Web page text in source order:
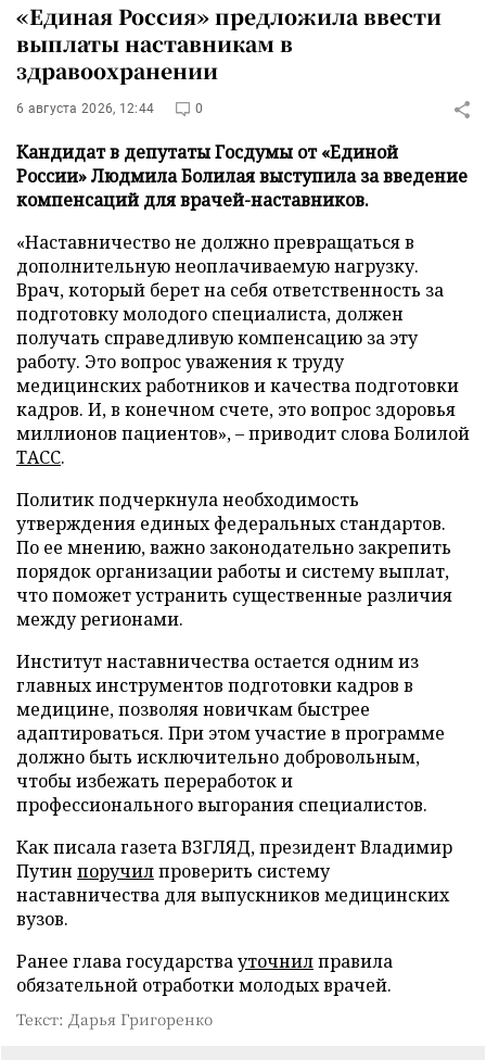
«Единая Россия» предложила ввести
выплаты наставникам в
здравоохранении
6 августа 2026, 12:44 0
Кандидат в депутаты Госдумы от «Единой
России» Людмила Болилая выступила за введение
компенсаций для врачей-наставников.
«Наставничество не должно превращаться в
дополнительную неоплачиваемую нагрузку.
Врач, который берет на себя ответственность за
подготовку молодого специалиста, должен
получать справедливую компенсацию за эту
работу. Это вопрос уважения к труду
медицинских работников и качества подготовки
кадров. И, в конечном счете, это вопрос здоровья
миллионов пациентов», – приводит слова Болилой
ТАСС.
Политик подчеркнула необходимость
утверждения единых федеральных стандартов.
По ее мнению, важно законодательно закрепить
порядок организации работы и систему выплат,
что поможет устранить существенные различия
между регионами.
Институт наставничества остается одним из
главных инструментов подготовки кадров в
медицине, позволяя новичкам быстрее
адаптироваться. При этом участие в программе
должно быть исключительно добровольным,
чтобы избежать переработок и
профессионального выгорания специалистов.
Как писала газета ВЗГЛЯД, президент Владимир
Путин поручилпроверить систему
наставничества для выпускников медицинских
вузов.
Ранее глава государствауточнилправила
обязательной отработки молодых врачей.
Текст: Дарья Григоренко